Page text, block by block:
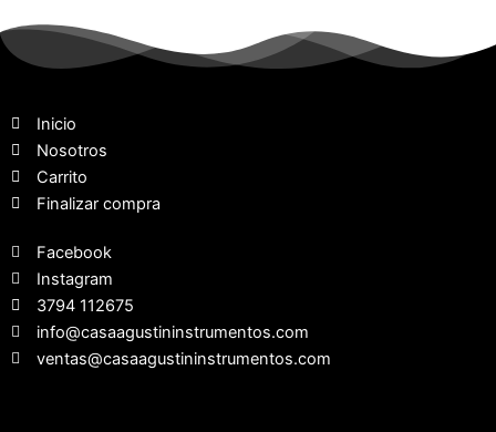
Inicio
Nosotros
Carrito
Finalizar compra
Facebook
Instagram
3794 112675
info@casaagustininstrumentos.com
ventas@casaagustininstrumentos.com